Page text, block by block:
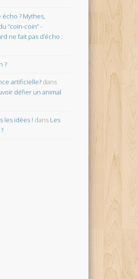
? Mythes,
“coin-coin” -
ne fait pas d’écho :
?
artificielle? dans
défier un animal
les idées ! dans Les